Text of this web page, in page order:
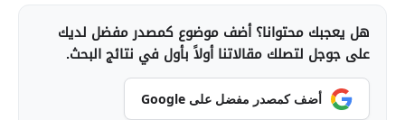
هل يعجبك محتوانا؟ أضف موضوع كمصدر مفضل لديك
على جوجل لتصلك مقالاتنا أولاً بأول في نتائج البحث.
أضف كمصدر مفضل على Google